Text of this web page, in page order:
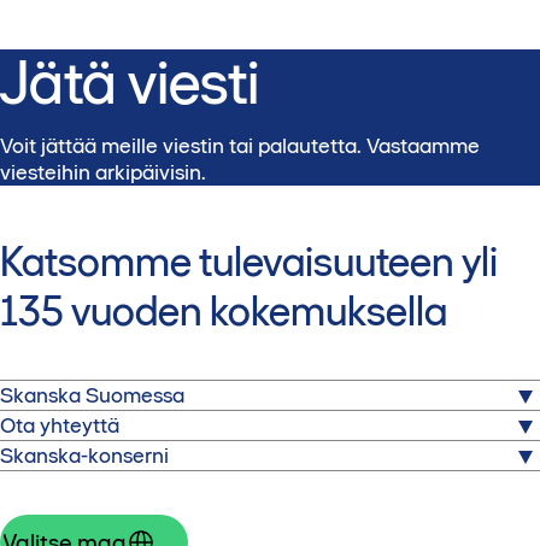
Jätä viesti
Voit jättää meille viestin tai palautetta. Vastaamme
viesteihin arkipäivisin.
Katsomme tulevaisuuteen yli
135 vuoden kokemuksella
Skanska Suomessa
Skanska on yksi maailman johtavista rakennus- ja
projektikehityspalveluita tarjoavista yrityksistä.
Skanska Kodit
Ota yhteyttä
Skanskatalo
00280 Helsinki
Skanska-konserni
Euroopassa ja Yhdysvalloissa.